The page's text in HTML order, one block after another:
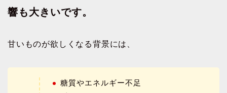
響も大きいです。
甘いものが欲しくなる背景には、
糖質やエネルギー不足